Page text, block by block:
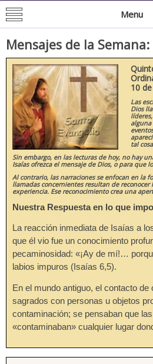
Mision de San Juan
Informacion General de la Mission
Menu
Mensajes de la
10
Las
Dios
alguna
tal
Sin embargo, en las lecturas de hoy, no hay
Isaías ofrezca el mensaje de Dios, o para que
Al contrario, las narraciones se enfocan en la
llamadas concernientes resultan de reconocer
experiencia. Ese reconocimiento crea una
Nuestra Respuesta en lo que
La reacción inmediata de Isaías a
que él vio fue un conocimiento
pecaminosidad: «¡Ay de mí!…
labios impuros (Isaías 6,5).
En el mundo antiguo, el contacto de
sagrados con personas u objetos
contaminación; se pensaban que
«contaminaban» cualquier lugar